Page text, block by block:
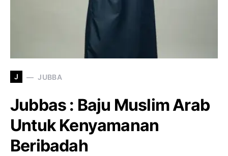
J JUBBA
Jubbas : Baju Muslim Arab
Untuk Kenyamanan
Beribadah